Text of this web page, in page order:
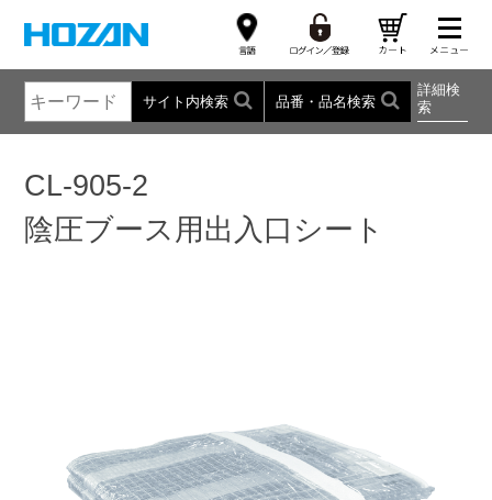
サイト内検索 品番・品名検索
詳細検
索
CL-905-2
陰圧ブース用出入口シート